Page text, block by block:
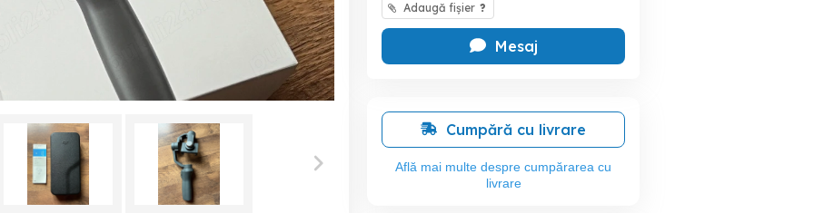
Adaugă fișier ?
Mesaj
Cumpără cu livrare
Află mai multe despre cumpărarea cu
livrare